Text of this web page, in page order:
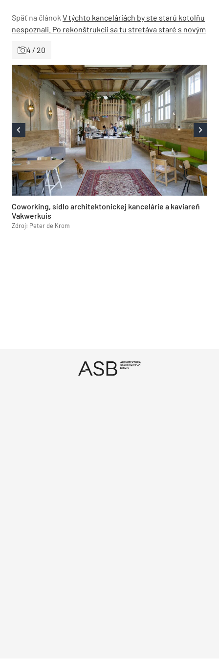
Späť na článok V týchto kanceláriách by ste starú kotolňu
nespoznali. Po rekonštrukcii sa tu stretáva staré s novým
4 / 20
Coworking, sídlo architektonickej kancelárie a kaviareň
Vakwerkuis
Zdroj: Peter de Krom